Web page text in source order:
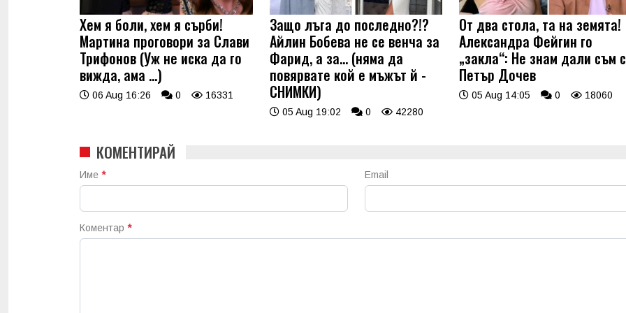
Хем я боли, хем я сърби!
Мартина проговори за Слави
Трифонов (Уж не иска да го
вижда, ама …)
06 Aug 16:26 0 16331
Защо лъга до последно?!?
Айлин Бобева не се венча за
Фарид, а за... (няма да
повярвате кой е мъжът й -
СНИМКИ)
05 Aug 19:02 0 42280
От два стола, та на земята!
Александра Фейгин го
„закла“: Не знам дали съм с
Петър Дочев
05 Aug 14:05 0 18060
КОМЕНТИРАЙ
Име * Email
Коментар *